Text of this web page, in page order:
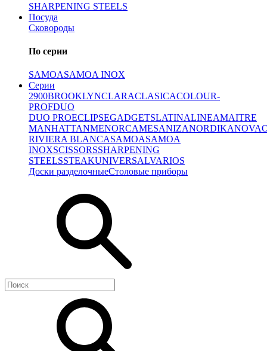
SHARPENING STEELS
Посуда
Сковороды
По серии
SAMOASAMOA INOX
Серии
2900BROOKLYNCLARACLASICACOLOUR-
PROFDUO
DUO PROECLIPSEGADGETSLATINALINEAMAITRE
MANHATTANMENORCAMESANIZANORDIKANOVA
RIVIERA BLANCASAMOASAMOA
INOXSCISSORSSHARPENING
STEELSSTEAKUNIVERSALVARIOS
Доски разделочныеСтоловые приборы